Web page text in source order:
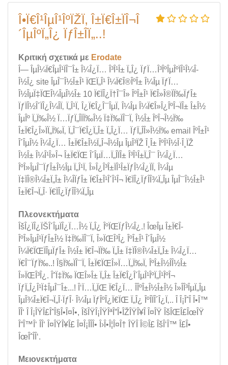
Î•Ï€Î¹ÎµÎ¹ÎºÏŽÏ‚ Î±Ï€Î±ÏÎ¬Î
´ÎµÎºÏ„Î¿ ÏƒÎ±ÎÏ„..!
Κριτική σχετικά με Erodate
Î— ÎµÎ¼Ï€ÎµÎ¹ÏÎ¯Î± Î¼Î¿Ï… Î³Î¹Î± Ï„Î¿ ÏƒÏ…Î³ÎºÎµÎºÏÎ¹Î¼Î­
Î½Î¿ site ÎµÎ¯Î½Î±Î¹ ÏŒÏ„Î¹ Î¼Ï€Î®ÎºÎ± Î¼Îµ ÏƒÏ…
Î½ÎµÏ‡ÏŒÎ¼ÎµÎ½Î± 10 Ï€ÏÎ¿Ï†Î¯Î» ÎºÎ±Î¹ Ï€Î»Î®ÏÏ‰ÏƒÎ±
ÏƒÏÎ½Î´ÏÎ¿Î¼Î­Ï‚ Ï„Î¹Ï‚ Î¿Ï€Î¿Î¯ÎµÏ‚ Î¼Îµ Î¼Ï€Î»Î¿ÎºÎ¬ÏÎ± Î±Î½
ÎµÎº Ï„Ï‰Î½ Ï…ÏƒÏ„Î­ÏÏ‰Î½ Ï‡Ï‰ÏÎ¯Ï‚ Î½Î± ÎºÎ¬Î½Ï‰
Î±Ï€Î¿Î»ÏÏ„Ï‰Ï‚ Ï„Î¯Ï€Î¿Ï„Î± Ï„Î¿Ï… ÏƒÏ„Î­Î»Î½Ï‰ email ÎºÎ±Î¹
Î´ÎµÎ½ Î¼Î¿Ï… Î±Ï€Î±Î½Ï„Î¬Î½Îµ ÎµÎ³ÏŽ Î¸Î± ÎºÎ¹Î½Î·Î¸ÏŽ
Î½Î± Î¼Î¹Î»Î¬ Î±Ï€ÏŒ Î´ÎµÏ…Ï„Î­ÏÎ± Î³Î¹Î±Ï„Î¯ Î¼Î¿Ï…
ÎºÎ»ÎµÎ¯ÏƒÎ±Î½Îµ Ï„Î¹Ï‚ Î»Î¿Î³Î±ÏÎ¹Î±ÏƒÎ¼Î¿ÏÏ‚ Î¼Îµ
Ï‡ÏÎ®Î¼Î±Ï„Î± Î¼Î­ÏƒÎ± Ï€Î±Î¹Î´Î¹Î¬ Ï€ÏÎ¿ÏƒÎ­Î¾Ï„Îµ ÎµÎ¯Î½Î±Î¹
Î±Ï€Î¬Ï„Î· Ï€ÏÎ¿ÏƒÎ­Î¾Ï„Îµ
Πλεονεκτήματα
ÎšÎ¿ÏÎ¿ÏŠÎ´ÎµÏÎ¿Ï…Î½ Ï„Î¿ ÎºÏŒÏƒÎ¼Î¿.! ÎœÎµ Î±Ï€Î­
ÎºÎ»ÎµÎ¹ÏƒÎ±Î½ Ï‡Ï‰ÏÎ¯Ï‚ Î»ÏŒÎ³Î¿ ÎºÎ±Î¹ Î´ÎµÎ½
Î¼Ï€ÏŒÏÎµÏƒÎ± Î½Î± Ï€Î¬ÏÏ‰ Ï„Î± Ï‡ÏÎ®Î¼Î±Ï„Î± Î¼Î¿Ï…
Ï€Î¯ÏƒÏ‰..! Î§Ï‰ÏÎ¯Ï‚ Î±Ï€ÏŒÎ»Ï…Ï„Ï‰Ï‚ ÎºÎ±Î½Î­Î½Î±
Î»ÏŒÎ³Î¿. ÎˆÏ‡Ï‰ ÏŒÎ»Î± Ï„Î± Î±Ï€Î¿Î´ÎµÎ¹ÎºÏ„Î¹ÎºÎ¬
ÏƒÏ„Î¿Î¹Ï‡ÎµÎ¯Î±...! Î‘Ï…Ï„ÏŒ Ï€Î¿Ï… Î­ÎºÎ±Î½Î±Î½ Î»Î­Î³ÎµÏ„Îµ
ÎµÎ¾Î±Ï€Î¬Ï„Î·ÏƒÎ· Î¼Îµ ÏƒÎºÎ¿Ï€ÏŒ Ï„Î¿ ÎºÎ­ÏÎ´Î¿Ï‚.. Î Î¡ÎˆÎ Î•Î™
ÎÎ‘ Î Î¡ÎŸÎ£ÎˆÎ§Î•Î¤Î•, ÎšÎŸÎ¡ÎŸÎªÎ”Î•ÎŽÎŸÎ¥Î Î¤ÎŸ ÎšÎŒÎ£ÎœÎŸ
Î“Î™Î‘ ÎÎ‘ Î¤ÎŸÎ¥Î£ Î¤Î¡ÎÎÎ• Î›Î•Î¦Î¤Î† ÎŸÎ Î©Î£ ÎšÎ‘Î™ Î£Î•
ÎœÎˆÎÎ‘.
Μειονεκτήματα